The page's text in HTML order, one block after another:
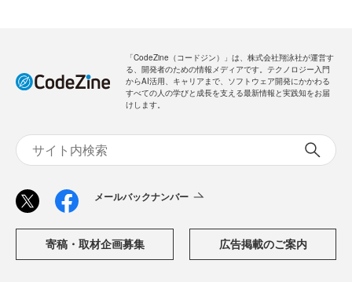
「CodeZine（コードジン）」は、株式会社翔泳社が運営す
る、開発者のための情報メディアです。テクノロジー入門
からAI活用、キャリアまで、ソフトウェア開発にかかわる
すべての人の学びと成長を支える最新情報と実践知をお届
けします。
メールバックナンバー
寄稿・取材企画募集 広告掲載のご案内